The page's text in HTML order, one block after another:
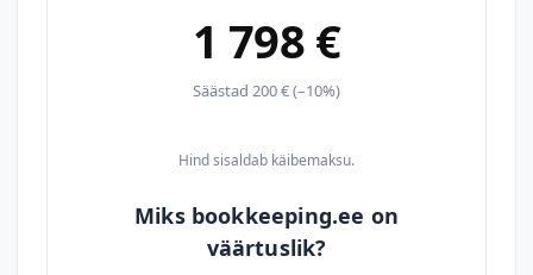
1 798 €
Säästad 200 € (–10%)
Hind sisaldab käibemaksu.
Miks bookkeeping.ee on
väärtuslik?